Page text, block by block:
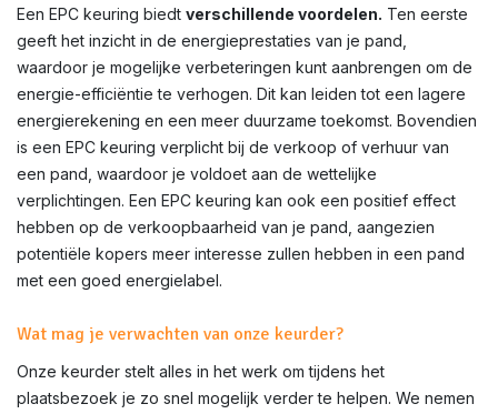
Een EPC keuring biedt verschillende voordelen. Ten eerste
geeft het inzicht in de energieprestaties van je pand,
waardoor je mogelijke verbeteringen kunt aanbrengen om de
energie-efficiëntie te verhogen. Dit kan leiden tot een lagere
energierekening en een meer duurzame toekomst. Bovendien
is een EPC keuring verplicht bij de verkoop of verhuur van
een pand, waardoor je voldoet aan de wettelijke
verplichtingen. Een EPC keuring kan ook een positief effect
hebben op de verkoopbaarheid van je pand, aangezien
potentiële kopers meer interesse zullen hebben in een pand
met een goed energielabel.
Wat mag je verwachten van onze keurder?
Onze keurder stelt alles in het werk om tijdens het
plaatsbezoek je zo snel mogelijk verder te helpen. We nemen